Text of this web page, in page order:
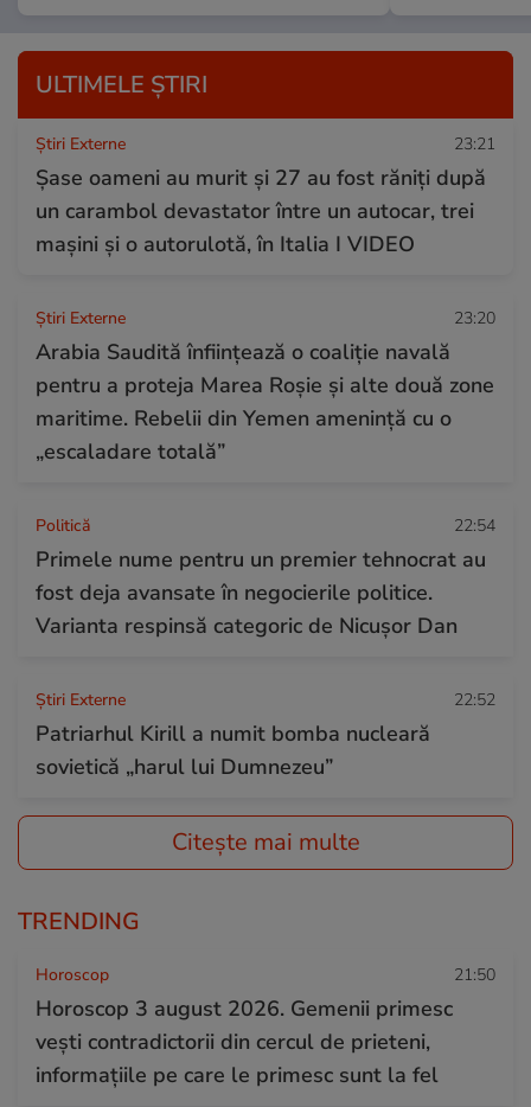
ULTIMELE ȘTIRI
Știri Externe 23:21
Șase oameni au murit și 27 au fost răniți după
un carambol devastator între un autocar, trei
mașini și o autorulotă, în Italia I VIDEO
Știri Externe 23:20
Arabia Saudită înființează o coaliție navală
pentru a proteja Marea Roșie și alte două zone
maritime. Rebelii din Yemen amenință cu o
„escaladare totală”
Politică 22:54
Primele nume pentru un premier tehnocrat au
fost deja avansate în negocierile politice.
Varianta respinsă categoric de Nicușor Dan
Știri Externe 22:52
Patriarhul Kirill a numit bomba nucleară
sovietică „harul lui Dumnezeu”
Citește mai multe
TRENDING
Horoscop 21:50
Horoscop 3 august 2026. Gemenii primesc
vești contradictorii din cercul de prieteni,
informațiile pe care le primesc sunt la fel